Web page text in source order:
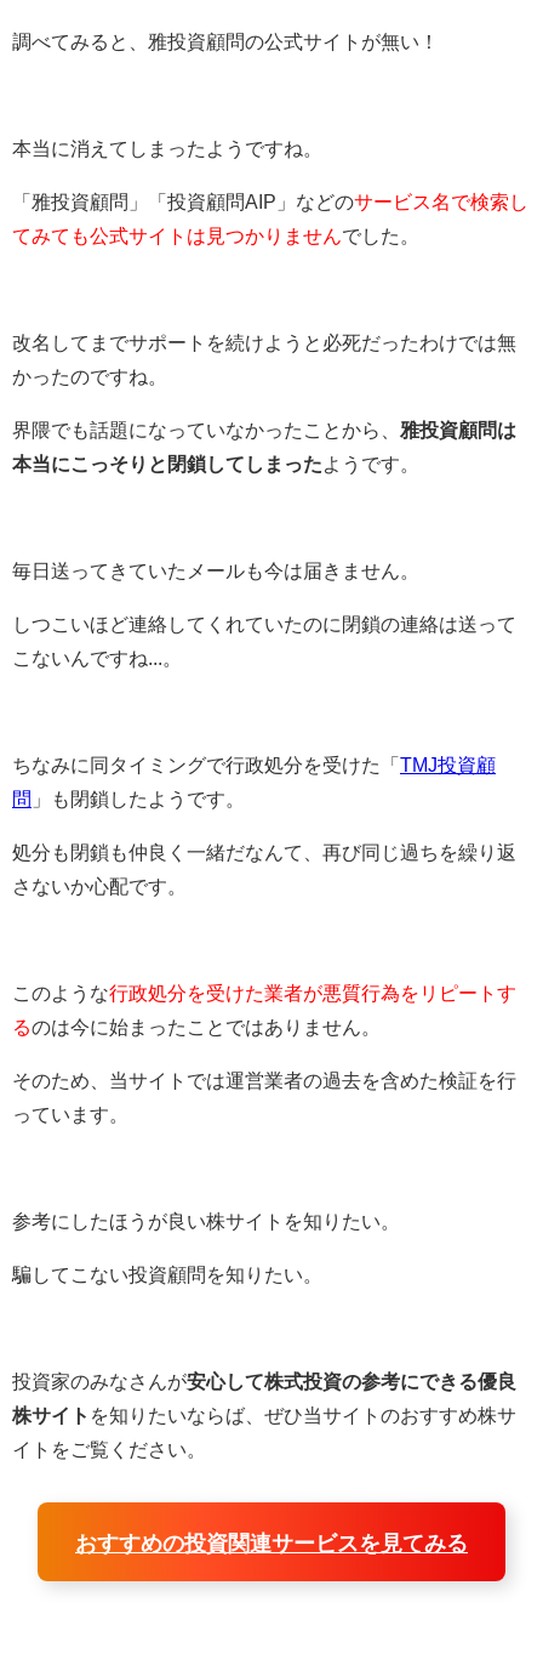
調べてみると、雅投資顧問の公式サイトが無い！
本当に消えてしまったようですね。
「雅投資顧問」「投資顧問AIP」などのサービス名で検索し
てみても公式サイトは見つかりません でした。
改名してまでサポートを続けようと必死だったわけでは無
かったのですね。
界隈でも話題になっていなかったことから、 雅投資顧問は
本当にこっそりと閉鎖してしまった ようです。
毎日送ってきていたメールも今は届きません。
しつこいほど連絡してくれていたのに閉鎖の連絡は送って
こないんですね...。
ちなみに同タイミングで行政処分を受けた「 TMJ投資顧
問 」も閉鎖したようです。
処分も閉鎖も仲良く一緒だなんて、再び同じ過ちを繰り返
さないか心配です。
このような行政処分を受けた業者が悪質行為をリピートす
るのは今に始まったことではありません。
そのため、当サイトでは運営業者の過去を含めた検証を行
っています。
参考にしたほうが良い株サイトを知りたい。
騙してこない投資顧問を知りたい。
投資家のみなさんが安心して株式投資の参考にできる優良
株サイト を知りたいならば、ぜひ当サイトのおすすめ株サ
イトをご覧ください。
おすすめの投資関連サービスを見てみる